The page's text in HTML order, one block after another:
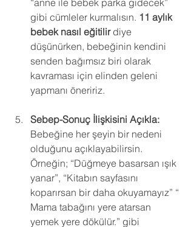
“anne ile bebek parka gidecek”
gibi cümleler kurmalısın. 11 aylık
bebek nasıl eğitilir diye
düşünürken, bebeğinin kendini
senden bağımsız biri olarak
kavraması için elinden geleni
yapmanı öneririz.
Sebep-Sonuç İlişkisini Açıkla:
Bebeğine her şeyin bir nedeni
olduğunu açıklayabilirsin.
Örneğin; “Düğmeye basarsan ışık
yanar”, “Kitabın sayfasını
koparırsan bir daha okuyamayız” “
Mama tabağını yere atarsan
yemek yere dökülür.” gibi